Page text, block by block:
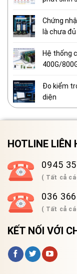
Chứng
là chưa đủ
Hệ thống
400G/
Đo kiểm
diện
HOTLINE LIÊN
0945
( Tất cả
036
( Tất cả
KẾT NỐI VỚI